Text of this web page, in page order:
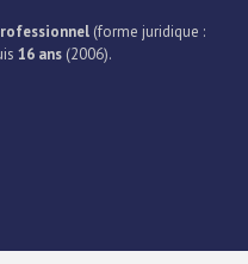
(forme juridique :
16 ans (2006).